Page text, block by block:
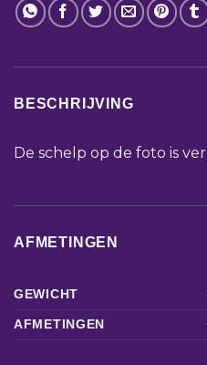
BESCHRIJVING
De schelp op de foto is
AFMETINGEN
GEWICHT
AFMETINGEN